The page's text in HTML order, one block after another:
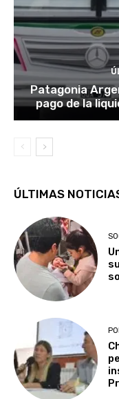
Patagonia
pago de la
ÚLTIMAS